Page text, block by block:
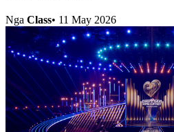
Nga Class• 11 May 2026